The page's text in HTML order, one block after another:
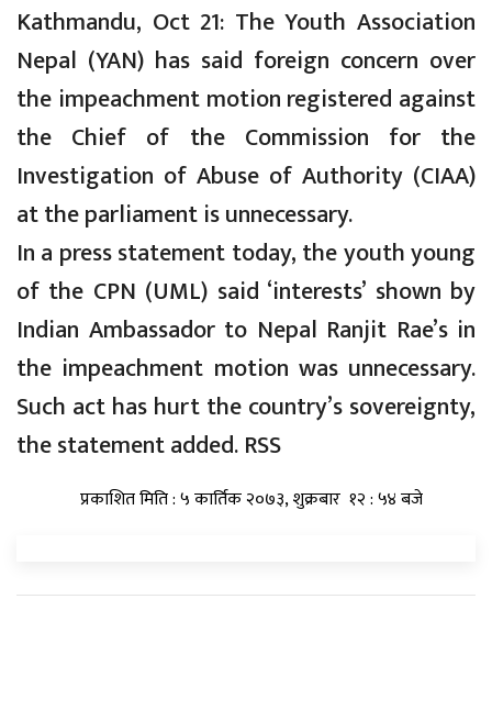
Kathmandu, Oct 21: The Youth Association
Nepal (YAN) has said foreign concern over
the impeachment motion registered against
the Chief of the Commission for the
Investigation of Abuse of Authority (CIAA)
at the parliament is unnecessary.
In a press statement today, the youth young
of the CPN (UML) said ‘interests’ shown by
Indian Ambassador to Nepal Ranjit Rae’s in
the impeachment motion was unnecessary.
Such act has hurt the country’s sovereignty,
the statement added. RSS
प्रकाशित मिति : ५ कार्तिक २०७३, शुक्रबार १२ : ५४ बजे